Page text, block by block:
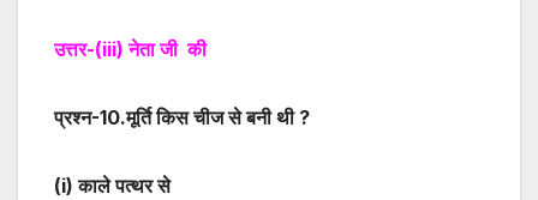
उत्तर-(iii) नेता जी की
प्रश्न-10.मूर्ति किस चीज से बनी थी ?
(i) काले पत्थर से